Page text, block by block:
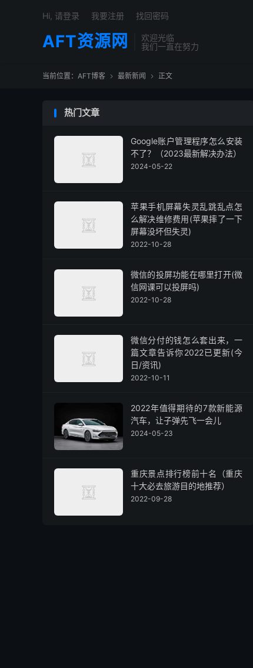
AFT资源网
欢迎光临
我们一直在努力
Hi, 请登录 我要注册 找回密码
当前位置： AFT博客  最新新闻  正文
热门文章
Google账户管理程序怎么安装
不了？（2023最新解决办法）
2024-05-22
苹果手机屏幕失灵乱跳乱点怎
么解决维修费用(苹果摔了一下
屏幕没坏但失灵)
2022-10-28
微信的投屏功能在哪里打开(微
信网课可以投屏吗)
2022-10-28
微信分付的钱怎么套出来，一
篇文章告诉你2022已更新(今
日/资讯)
2022-10-11
2022年值得期待的7款新能源
汽车，让子弹先飞一会儿
2024-05-23
重庆景点排行榜前十名（重庆
十大必去旅游目的地推荐）
2022-09-28